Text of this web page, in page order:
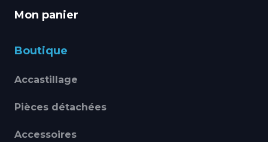
Mon panier
Boutique
Accastillage
Pièces détachées
Accessoires